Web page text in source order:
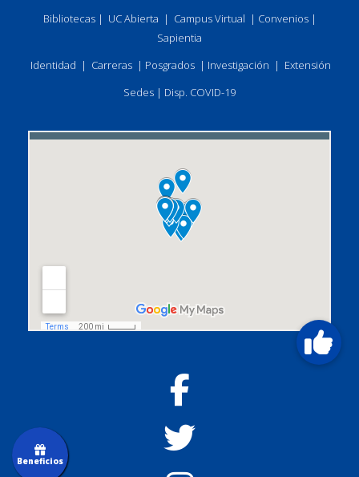
Bibliotecas| UC Abierta | Campus Virtual | Convenios|
Sapientia
Identidad | Carreras | Posgrados | Investigación | Extensión
Sedes | Disp. COVID-19
Beneficios